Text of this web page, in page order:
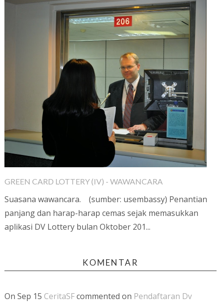
GREEN CARD LOTTERY (IV) - WAWANCARA
Suasana wawancara. (sumber: usembassy) Penantian
panjang dan harap-harap cemas sejak memasukkan
aplikasi DV Lottery bulan Oktober 201...
KOMENTAR
On Sep 15 CeritaSFcommented on Pendaftaran Dv